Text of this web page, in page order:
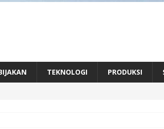
Himpunan Alumni IPB Gelar Munas VII
Ini Inovasi Mikroalga Prof Astri Rinanti dari Universitas
TEKNOLOGI PRODUKSI